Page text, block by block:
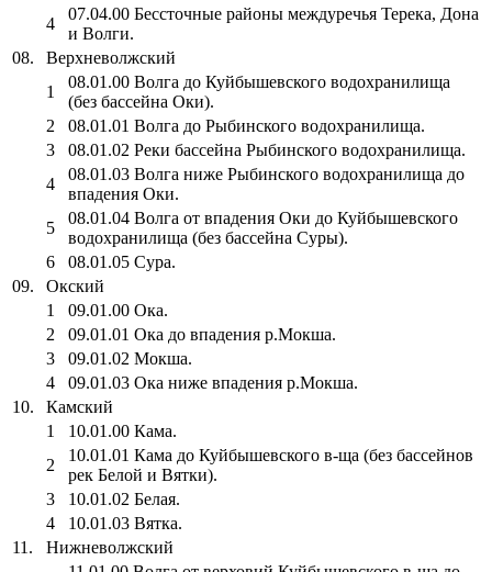
4
07.04.00 Бессточные районы междуречья Терека, Дона
и Волги.
08.
Верхневолжский
1
08.01.00 Волга до Куйбышевского водохранилища
(без бассейна Оки).
2
08.01.01 Волга до Рыбинского водохранилища.
3
08.01.02 Реки бассейна Рыбинского водохранилища.
4
08.01.03 Волга ниже Рыбинского водохранилища до
впадения Оки.
5
08.01.04 Волга от впадения Оки до Куйбышевского
водохранилища (без бассейна Суры).
6
08.01.05 Сура.
09.
Окский
1
09.01.00 Ока.
2
09.01.01 Ока до впадения р.Мокша.
3
09.01.02 Мокша.
4
09.01.03 Ока ниже впадения р.Мокша.
10.
Камский
1
10.01.00 Кама.
2
10.01.01 Кама до Куйбышевского в-ща (без бассейнов
рек Белой и Вятки).
3
10.01.02 Белая.
4
10.01.03 Вятка.
11.
Нижневолжский